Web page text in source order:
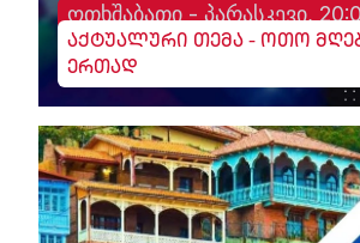
ოთხშაბათი - პარასკევი,
აქტუალური თემა - ოთო
ერთად